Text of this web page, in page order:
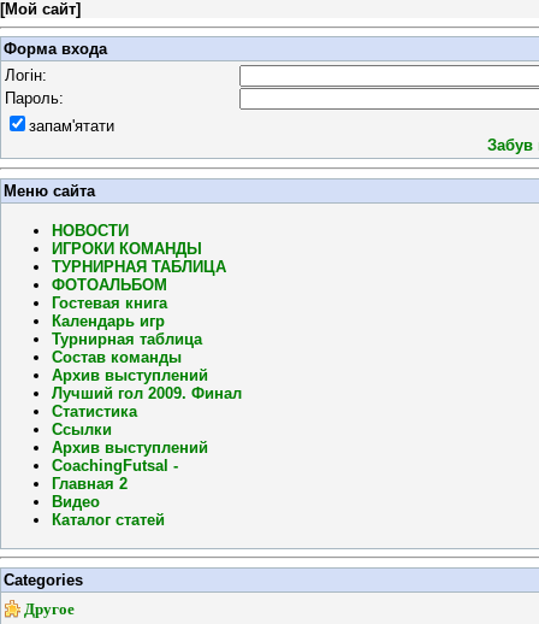
[Мой сайт]
Форма входа
Логін:
Пароль:
запам'ятати
Забув
Меню сайта
НОВОСТИ
ИГРОКИ КОМАНДЫ
ТУРНИРНАЯ ТАБЛИЦА
ФОТОАЛЬБОМ
Гостевая книга
Календарь игр
Турнирная таблица
Состав команды
Архив выступлений
Лучший гол 2009. Финал
Статистика
Ссылки
Архив выступлений
CoachingFutsal -
Главная 2
Видео
Каталог статей
Categories
Другое